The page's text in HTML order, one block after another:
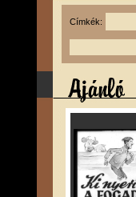
Címkék: